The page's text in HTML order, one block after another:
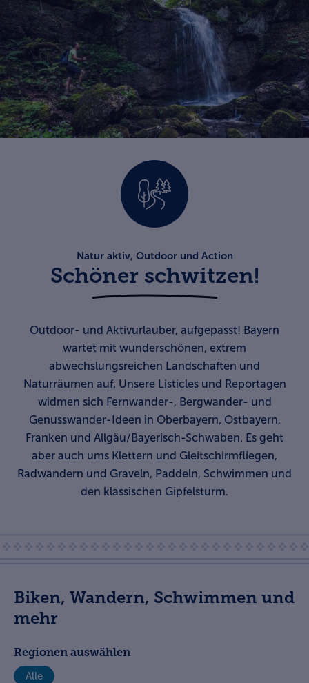
Natur aktiv, Outdoor und Action
Schöner schwitzen!
Outdoor- und Aktivurlauber, aufgepasst! Bayern
wartet mit wunderschönen, extrem
abwechslungsreichen Landschaften und
Naturräumen auf. Unsere Listicles und Reportagen
widmen sich Fernwander-, Bergwander- und
Genusswander-Ideen in Oberbayern, Ostbayern,
Franken und Allgäu/Bayerisch-Schwaben. Es geht
aber auch ums Klettern und Gleitschirmfliegen,
Radwandern und Graveln, Paddeln, Schwimmen und
den klassischen Gipfelsturm.
Biken, Wandern, Schwimmen und
mehr
Regionen auswählen
Alle